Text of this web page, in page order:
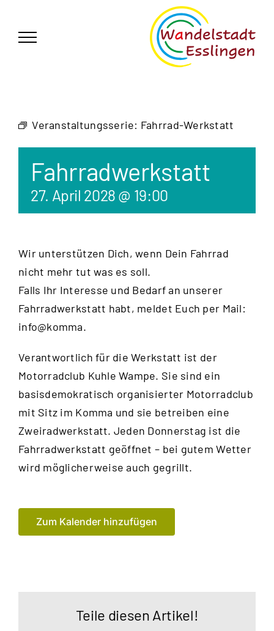
springen
Veranstaltungsserie: Fahrrad-Werkstatt
Fahrradwerkstatt
27. April 2028 @ 19:00
Wir unterstützen Dich, wenn Dein Fahrrad
nicht mehr tut was es soll.
Falls Ihr Interesse und Bedarf an unserer
Fahrradwerkstatt habt, meldet Euch per Mail:
info@komma.
Verantwortlich für die Werkstatt ist der
Motorradclub Kuhle Wampe. Sie sind ein
basisdemokratisch organisierter Motorradclub
mit Sitz im Komma und sie betreiben eine
Zweiradwerkstatt. Jeden Donnerstag ist die
Fahrradwerkstatt geöffnet – bei gutem Wetter
wird möglicherweise auch gegrillt.
Zum Kalender hinzufügen
Teile diesen Artikel!